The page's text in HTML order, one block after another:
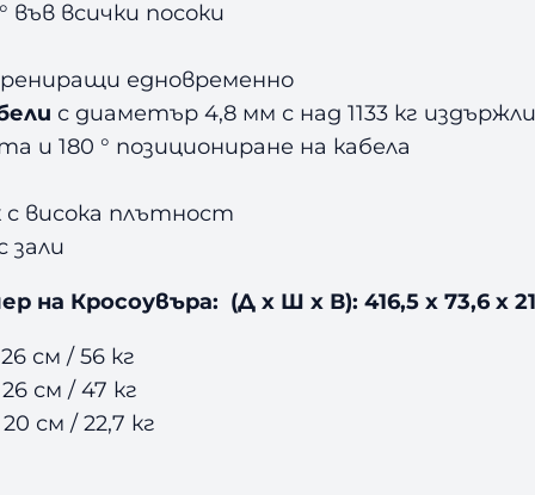
във всички посоки
едновременно
с диаметър 4,8 мм с над 1133 кг
и 180 ° позициониране на кабела
висока плътност
зали
на Кросоувъра: (Д х Ш х В): 416,5 x 73,6 x
см / 56 кг
см / 47 кг
см / 22,7 кг